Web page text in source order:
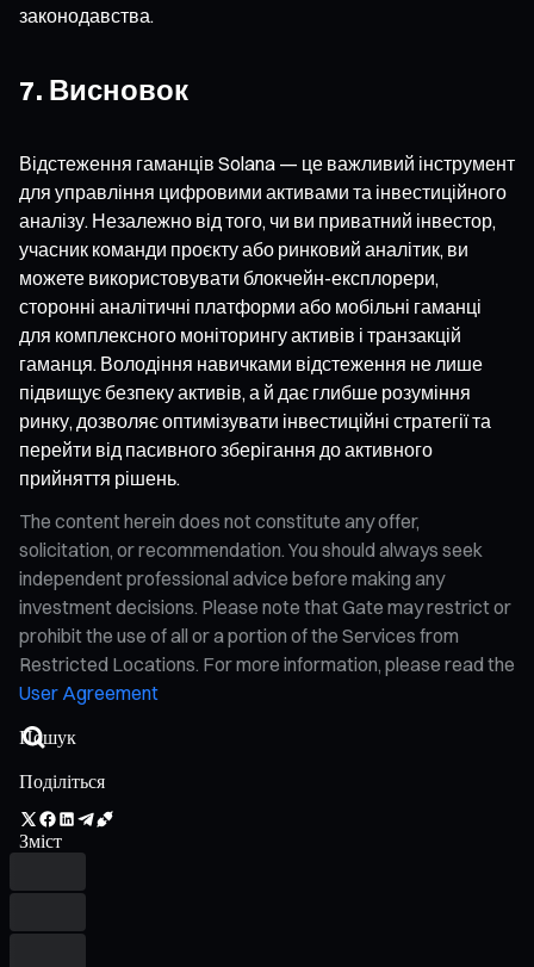
законодавства.
7. Висновок
Відстеження гаманців Solana — це важливий інструмент
для управління цифровими активами та інвестиційного
аналізу. Незалежно від того, чи ви приватний інвестор,
учасник команди проєкту або ринковий аналітик, ви
можете використовувати блокчейн-експлорери,
сторонні аналітичні платформи або мобільні гаманці
для комплексного моніторингу активів і транзакцій
гаманця. Володіння навичками відстеження не лише
підвищує безпеку активів, а й дає глибше розуміння
ринку, дозволяє оптимізувати інвестиційні стратегії та
перейти від пасивного зберігання до активного
прийняття рішень.
The content herein does not constitute any offer,
solicitation, or recommendation. You should always seek
independent professional advice before making any
investment decisions. Please note that Gate may restrict or
prohibit the use of all or a portion of the Services from
Restricted Locations. For more information, please read the
User Agreement
Поділіться
Зміст